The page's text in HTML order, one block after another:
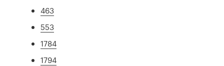
463
553
1784
1794